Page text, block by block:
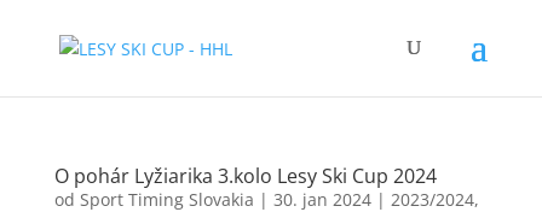
O pohár Lyžiarika 3.kolo Lesy Ski Cup 2024
od Sport Timing Slovakia | 30. jan 2024| 2023/2024,